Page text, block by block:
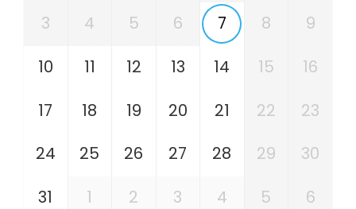
3
4 5 6 7 8
9
10
11 12 13 14 15
16
17
18 19 20 21 22
23
24
25 26 27 28 29
30
31
1 2 3 4 5 6